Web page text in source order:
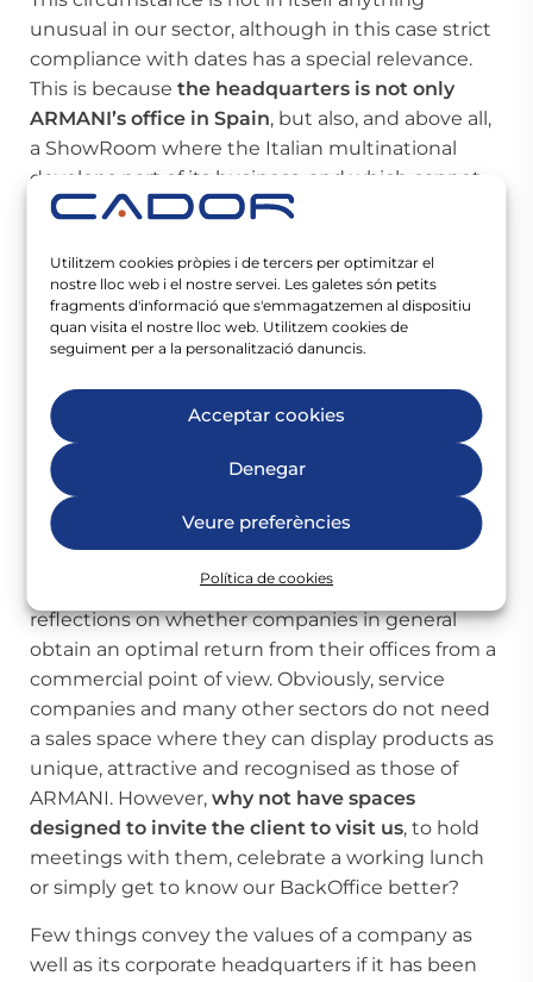
Utilitzem cookies pròpies i de tercers per optimitzar el
nostre lloc web i el nostre servei. Les galetes són petits
fragments d'informació que s'emmagatzemen al dispositiu
quan visita el nostre lloc web. Utilitzem cookies de
seguiment per a la personalització danuncis.
Acceptar cookies
Denegar
Veure preferències
Política de cookies
unusual in our sector, although in this case strict
compliance with dates has a special relevance.
This is because the headquarters is not only
ARMANI’s office in Spain, but also, and above all,
a ShowRoom where the Italian multinational
develops part of its business, and which cannot
be affected in any way by a failure in the
What is this office
composed of?
The office integrates a press room and the
aforementioned exhibition, where the new
collections of the brand’s different divisions are
shown to its customers before being launched
on the market. Important commercial
agreements are closed every day in these spaces.
This experience allows us to make some
reflections on whether companies in general
obtain an optimal return from their offices from a
commercial point of view. Obviously, service
companies and many other sectors do not need
a sales space where they can display products as
unique, attractive and recognised as those of
ARMANI. However, why not have spaces
designed to invite the client to visit us, to hold
meetings with them, celebrate a working lunch
or simply get to know our BackOffice better?
Few things convey the values of a company as
well as its corporate headquarters if it has been